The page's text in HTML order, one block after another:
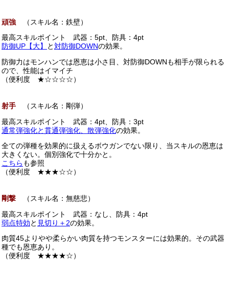
頑強 （スキル名：鉄壁）
最高スキルポイント 武器：5pt、防具：4pt
防御UP【大】
と 対防御DOWNの効果。
防御力はモンハンでは恩恵は小さ目、対防御DOWNも相手が限られる
ので、性能はイマイチ
（便利度 ★☆☆☆☆）
射手 （スキル名：剛弾）
最高スキルポイント 武器：4pt、防具：3pt
通常弾強化と貫通弾強化、散弾強化の効果。
全ての弾種を効果的に扱えるボウガンでない限り、当スキルの恩恵は
大きくない。個別強化で十分かと。
こちら も参照
（便利度 ★★★☆☆）
剛撃 （スキル名：無慈悲）
最高スキルポイント 武器：なし、防具：4pt
弱点特効 と 見切り＋2の効果。
肉質45よりやや柔らかい肉質を持つモンスターには効果的。その武器
種でも恩恵あり。
（便利度 ★★★★☆）